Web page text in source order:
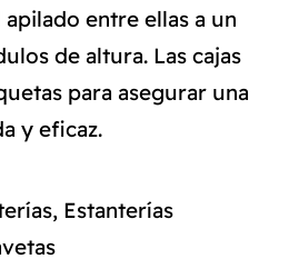
apilado entre ellas a un
de altura. Las cajas
para asegurar una
y eficaz.
, Estanterías